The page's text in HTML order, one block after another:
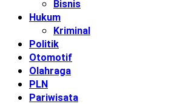
Bisnis
Hukum
Kriminal
Politik
Otomotif
Olahraga
PLN
Pariwisata